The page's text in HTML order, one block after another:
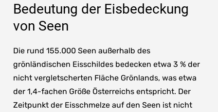
Bedeutung der Eisbedeckung
von Seen
Die rund 155.000 Seen außerhalb des
grönländischen Eisschildes bedecken etwa 3 % der
nicht vergletscherten Fläche Grönlands, was etwa
der 1,4-fachen Größe Österreichs entspricht. Der
Zeitpunkt der Eisschmelze auf den Seen ist nicht